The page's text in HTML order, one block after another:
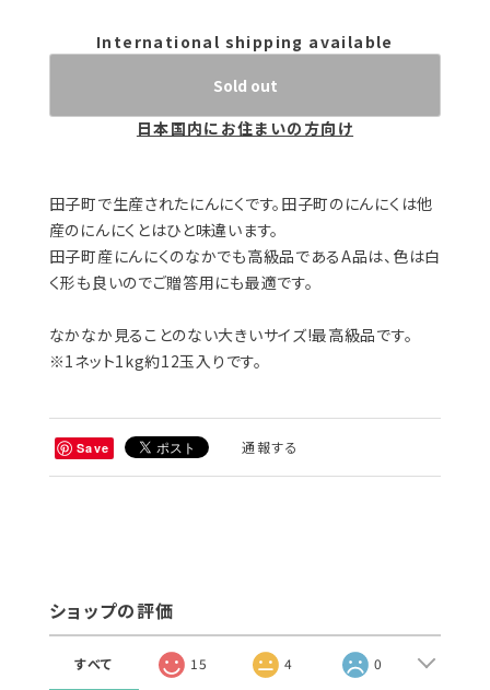
International shipping available
Sold out
日本国内にお住まいの方向け
田子町で生産されたにんにくです。田子町のにんにくは他
産のにんにくとはひと味違います。
田子町産にんにくのなかでも高級品であるA品は、色は白
く形も良いのでご贈答用にも最適です。
なかなか見ることのない大きいサイズ!最高級品です。
※1ネット1kg約12玉入りです。
Save 通報する
ショップの評価
すべて 15 4 0